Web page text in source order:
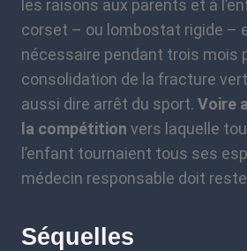
les raisons aux parents et à
corset – ou lombostat rigide –
nécessaire pendant trois mois
consolidation de la fracture
aussi dire arrêt du sport. Voire
la compétition vers laquelle
l’enfant tournaient tous ses
médecin responsable doit
Séquelles